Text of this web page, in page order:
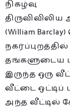
நிகழ்வு
(William
தங்களுடைய
இருந்த ஒரு
வீட்டை
அந்த வீட்டில்